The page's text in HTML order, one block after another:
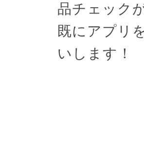
品チェック
既にアプリ
いします！